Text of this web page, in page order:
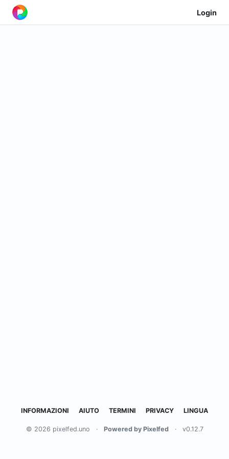
Login
INFORMAZIONI AIUTO TERMINI PRIVACY LINGUA
© 2026 pixelfed.uno · Powered by Pixelfed · v0.12.7